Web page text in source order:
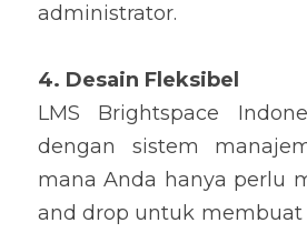
administrator.
4. Desain Fleksibel
LMS Brightspace
dengan sistem
mana Anda hanya perlu
and drop untuk membuat